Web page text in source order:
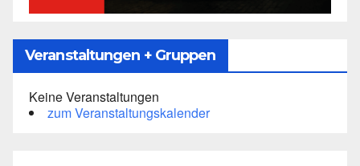
Veranstaltungen + Gruppen
Keine Veranstaltungen
zum Veranstaltungskalender